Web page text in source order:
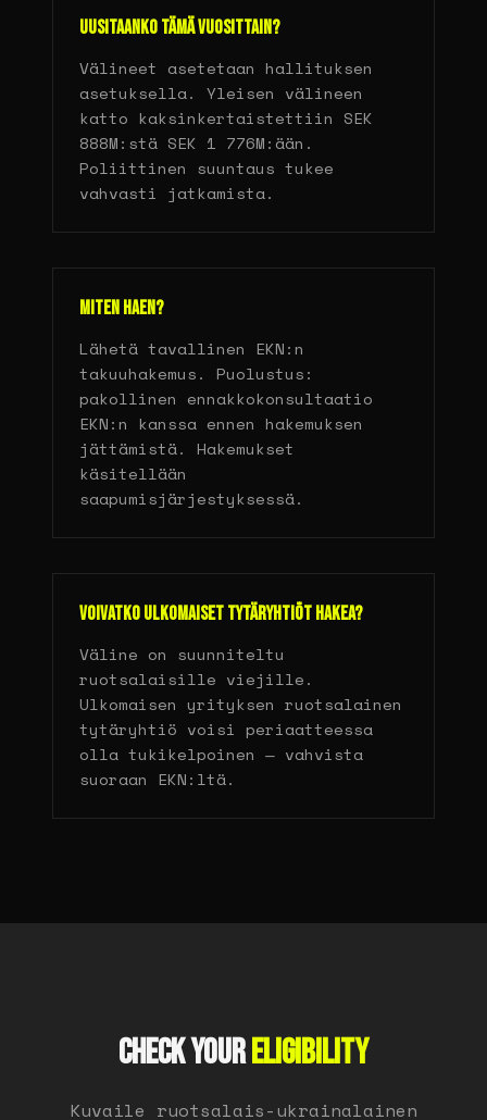
Uusitaanko tämä vuosittain?
Välineet asetetaan hallituksen
asetuksella. Yleisen välineen
katto kaksinkertaistettiin SEK
888M:stä SEK 1 776M:ään.
Poliittinen suuntaus tukee
vahvasti jatkamista.
Miten haen?
Lähetä tavallinen EKN:n
takuuhakemus. Puolustus:
pakollinen ennakkokonsultaatio
EKN:n kanssa ennen hakemuksen
jättämistä. Hakemukset
käsitellään
saapumisjärjestyksessä.
Voivatko ulkomaiset tytäryhtiöt hakea?
Väline on suunniteltu
ruotsalaisille viejille.
Ulkomaisen yrityksen ruotsalainen
tytäryhtiö voisi periaatteessa
olla tukikelpoinen — vahvista
suoraan EKN:ltä.
CHECK YOURELIGIBILITY
Kuvaile ruotsalais-ukrainalainen